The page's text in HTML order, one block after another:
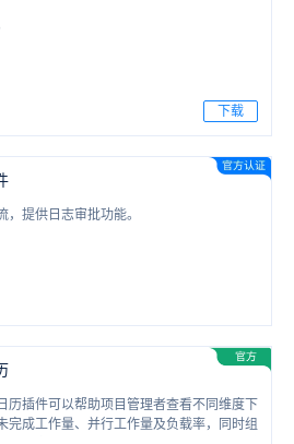
下载
，提供日志审批功能。
历插件可以帮助项目管理者查看不同维度下
完成工作量、并行工作量及负载率，同时组